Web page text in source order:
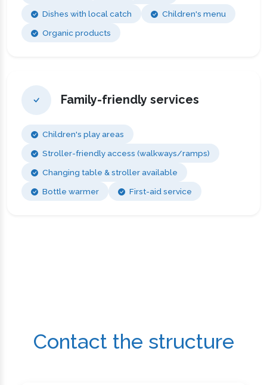
Dishes with local catch
Children's menu
Organic products
Family-friendly services
Children's play areas
Stroller-friendly access (walkways/ramps)
Changing table & stroller available
Bottle warmer
First-aid service
Contact the structure